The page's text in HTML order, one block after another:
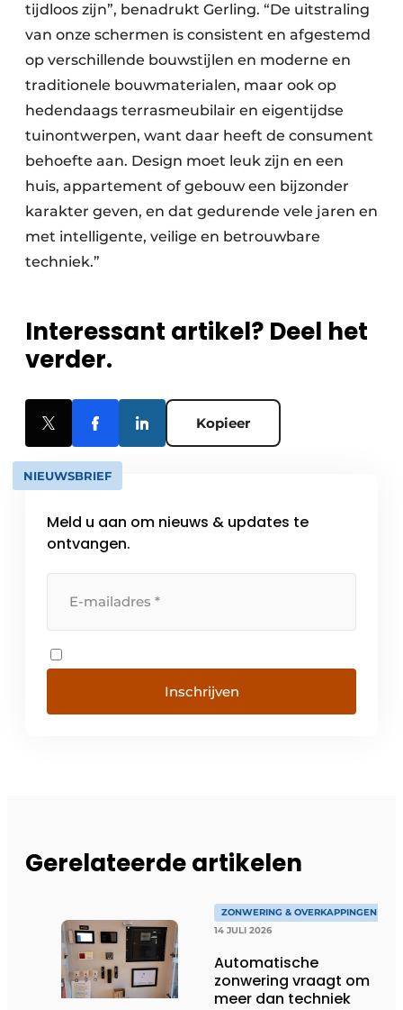
tijdloos zijn”, benadrukt Gerling. “De uitstraling
van onze schermen is consistent en afgestemd
op verschillende bouwstijlen en moderne en
traditionele bouwmaterialen, maar ook op
hedendaags terrasmeubilair en eigentijdse
tuinontwerpen, want daar heeft de consument
behoefte aan. Design moet leuk zijn en een
huis, appartement of gebouw een bijzonder
karakter geven, en dat gedurende vele jaren en
met intelligente, veilige en betrouwbare
techniek.”
Interessant artikel? Deel het
verder.
Kopieer
NIEUWSBRIEF
Meld u aan om nieuws & updates te
ontvangen.
Inschrijven
Gerelateerde artikelen
ZONWERING & OVERKAPPINGEN
14 JULI 2026
Automatische
zonwering vraagt om
meer dan techniek